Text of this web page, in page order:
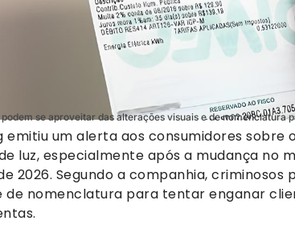
se aproveitar das alterações visuais e de nomenclatura
emitiu um alerta aos consumidores sobre
luz, especialmente após a mudança no
2026. Segundo a companhia,
de nomenclatura para tentar enganar